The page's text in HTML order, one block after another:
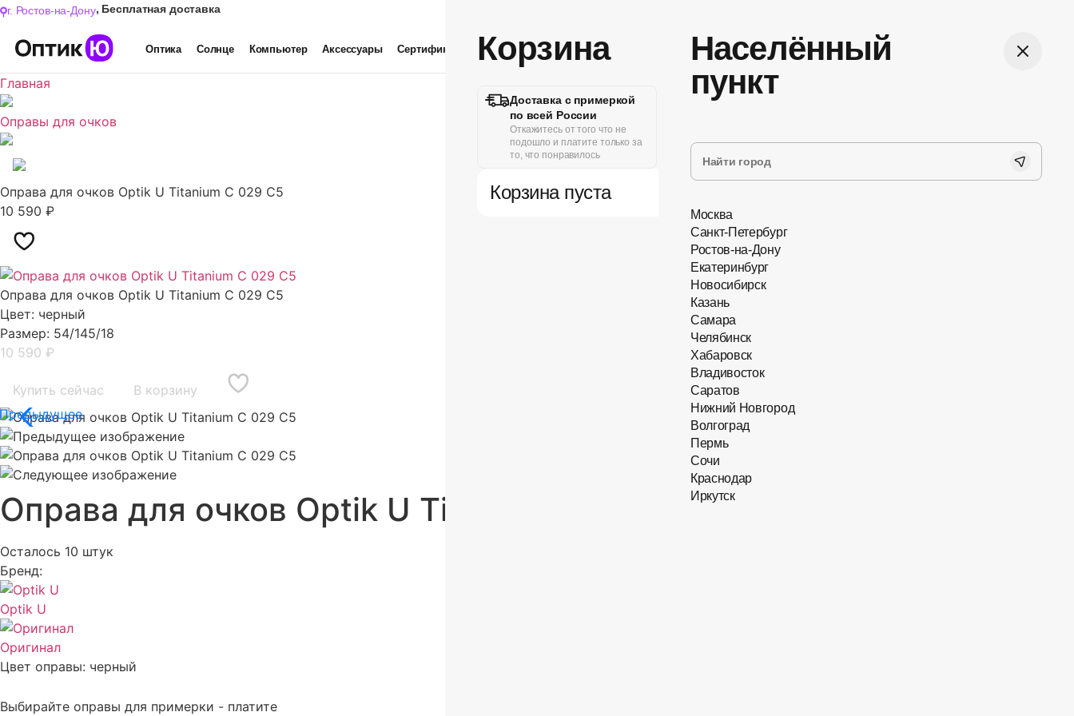
г. Ростов-на-Дону, Бесплатная доставка
Оптика Солнце Компьютер Аксессуары Сертификат Линзы Проверка зрения
Корзина
Доставка с примеркой
по всей России
Откажитесь от того что не
подошло и платите только за
то, что понравилось
Удобная оплата
или картой
Корзина пуста
Населённый
пункт
Москва
Санкт-Петербург
Ростов-на-Дону
Екатеринбург
Новосибирск
Казань
Самара
Челябинск
Хабаровск
Владивосток
Саратов
Нижний Новгород
Волгоград
Пермь
Сочи
Краснодар
Иркутск
Главная
Оправы для очков
Оправа для очков Optik U Titanium C 029​ C5
10 590 ₽
Оправа для очков Optik U Titanium C 029​ C5
Цвет: черный
Размер: 54/145/18
10 590 ₽
Купить сейчас В корзину
Оправа для очков Optik U Titanium C 029​ C5
Осталось 10 штук
Бренд:
Optik U
Оригинал
Цвет оправы: черный
Выбирайте оправы для примерки - платите